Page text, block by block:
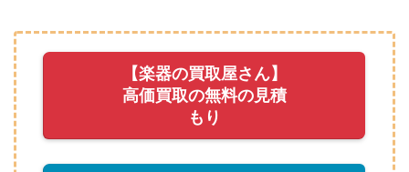
【楽器の買取屋さん】
高価買取の無料の見積
もり